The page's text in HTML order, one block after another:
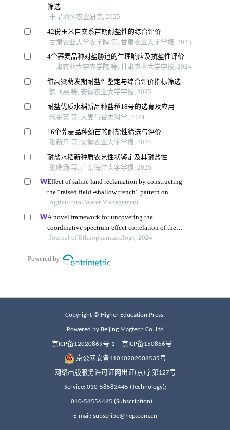
Copyright © Higher Education Press.
Powered by Beijing Magtech Co. Ltd
京ICP备12020869号-1 京ICP备150856号
京公网安备11010202008535号
网络出版服务许可证网出证(京)字第127号
Service: 010-58582445 (Technology);
010-58556485 (Subscription)
E-mail: subscribe@hep.com.cn